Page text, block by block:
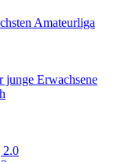
Amateurliga
Erwachsene
2.0